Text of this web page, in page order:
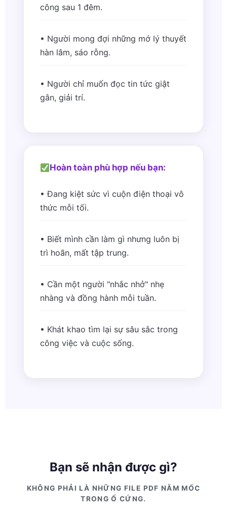
công sau 1 đêm.
• Người mong đợi những mớ lý thuyết
hàn lâm, sáo rỗng.
• Người chỉ muốn đọc tin tức giật
gân, giải trí.
Hoàn toàn phù hợp nếu bạn:
• Đang kiệt sức vì cuộn điện thoại vô
thức mỗi tối.
• Biết mình cần làm gì nhưng luôn bị
trì hoãn, mất tập trung.
• Cần một người "nhắc nhở" nhẹ
nhàng và đồng hành mỗi tuần.
• Khát khao tìm lại sự sâu sắc trong
công việc và cuộc sống.
Bạn sẽ nhận được gì?
KHÔNG PHẢI LÀ NHỮNG FILE PDF NẰM MỐC
TRONG Ổ CỨNG.